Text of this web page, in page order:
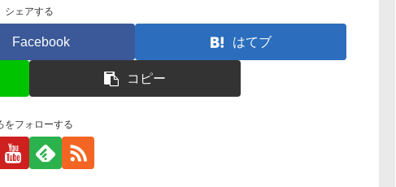
シェアする
Facebook はてブ
コピー
をフォローする